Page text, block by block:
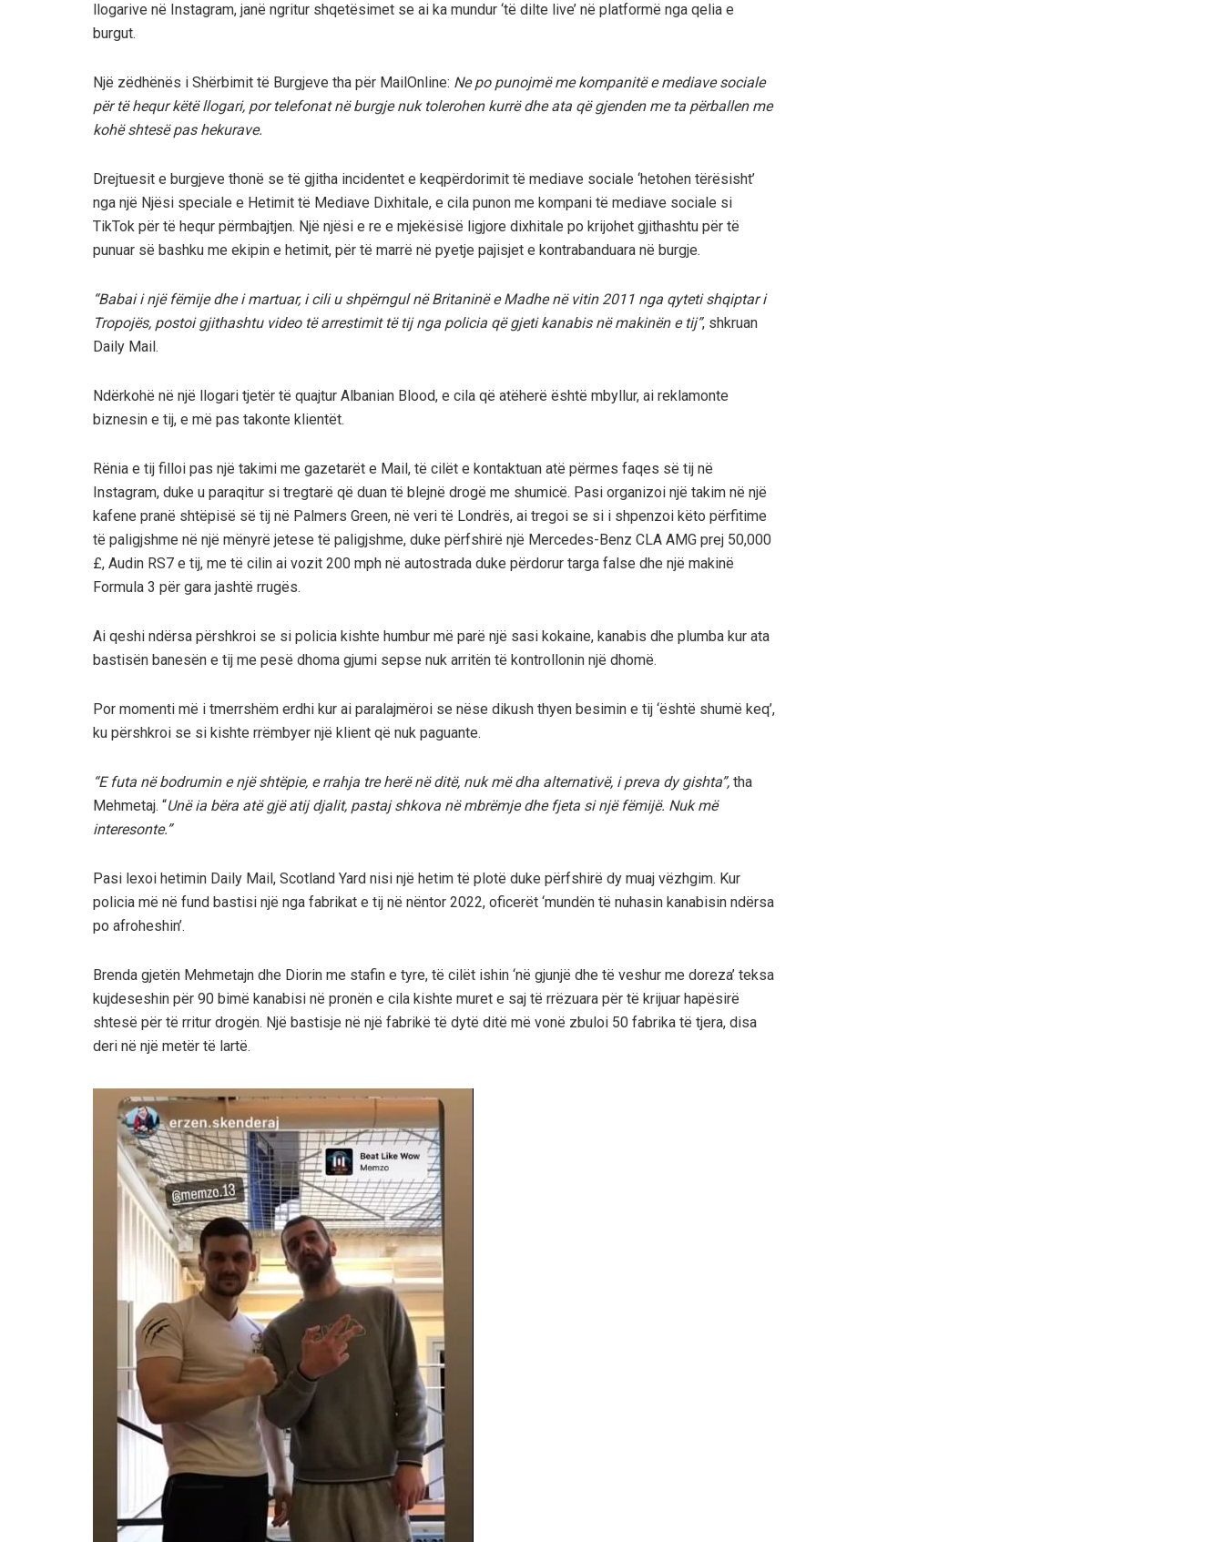
llogarive në Instagram, janë ngritur shqetësimet se ai ka mundur ‘të dilte live’ në platformë nga qelia e
burgut.
Një zëdhënës i Shërbimit të Burgjeve tha për MailOnline: Ne po punojmë me kompanitë e mediave sociale
për të hequr këtë llogari, por telefonat në burgje nuk tolerohen kurrë dhe ata që gjenden me ta përballen me
kohë shtesë pas hekurave.
Drejtuesit e burgjeve thonë se të gjitha incidentet e keqpërdorimit të mediave sociale ‘hetohen tërësisht’
nga një Njësi speciale e Hetimit të Mediave Dixhitale, e cila punon me kompani të mediave sociale si
TikTok për të hequr përmbajtjen. Një njësi e re e mjekësisë ligjore dixhitale po krijohet gjithashtu për të
punuar së bashku me ekipin e hetimit, për të marrë në pyetje pajisjet e kontrabanduara në burgje.
“Babai i një fëmije dhe i martuar, i cili u shpërngul në Britaninë e Madhe në vitin 2011 nga qyteti shqiptar i
Tropojës, postoi gjithashtu video të arrestimit të tij nga policia që gjeti kanabis në makinën e tij”, shkruan
Daily Mail.
Ndërkohë në një llogari tjetër të quajtur Albanian Blood, e cila që atëherë është mbyllur, ai reklamonte
biznesin e tij, e më pas takonte klientët.
Rënia e tij filloi pas një takimi me gazetarët e Mail, të cilët e kontaktuan atë përmes faqes së tij në
Instagram, duke u paraqitur si tregtarë që duan të blejnë drogë me shumicë. Pasi organizoi një takim në një
kafene pranë shtëpisë së tij në Palmers Green, në veri të Londrës, ai tregoi se si i shpenzoi këto përfitime
të paligjshme në një mënyrë jetese të paligjshme, duke përfshirë një Mercedes-Benz CLA AMG prej 50,000
£, Audin RS7 e tij, me të cilin ai vozit 200 mph në autostrada duke përdorur targa false dhe një makinë
Formula 3 për gara jashtë rrugës.
Ai qeshi ndërsa përshkroi se si policia kishte humbur më parë një sasi kokaine, kanabis dhe plumba kur ata
bastisën banesën e tij me pesë dhoma gjumi sepse nuk arritën të kontrollonin një dhomë.
Por momenti më i tmerrshëm erdhi kur ai paralajmëroi se nëse dikush thyen besimin e tij ‘është shumë keq’,
ku përshkroi se si kishte rrëmbyer një klient që nuk paguante.
“E futa në bodrumin e një shtëpie, e rrahja tre herë në ditë, nuk më dha alternativë, i preva dy gishta”, tha
Mehmetaj. “Unë ia bëra atë gjë atij djalit, pastaj shkova në mbrëmje dhe fjeta si një fëmijë. Nuk më
interesonte.”
Pasi lexoi hetimin Daily Mail, Scotland Yard nisi një hetim të plotë duke përfshirë dy muaj vëzhgim. Kur
policia më në fund bastisi një nga fabrikat e tij në nëntor 2022, oficerët ‘mundën të nuhasin kanabisin ndërsa
po afroheshin’.
Brenda gjetën Mehmetajn dhe Diorin me stafin e tyre, të cilët ishin ‘në gjunjë dhe të veshur me doreza’ teksa
kujdeseshin për 90 bimë kanabisi në pronën e cila kishte muret e saj të rrëzuara për të krijuar hapësirë
shtesë për të rritur drogën. Një bastisje në një fabrikë të dytë ditë më vonë zbuloi 50 fabrika të tjera, disa
deri në një metër të lartë.